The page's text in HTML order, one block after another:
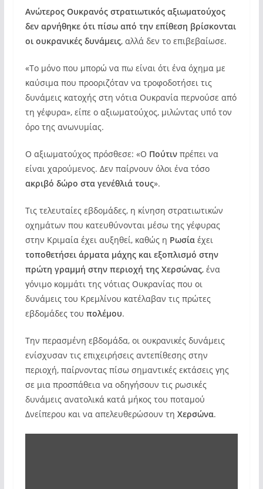
Ανώτερος Ουκρανός στρατιωτικός αξιωματούχος
δεν αρνήθηκε ότι πίσω από την επίθεση βρίσκονται
οι ουκρανικές δυνάμεις, αλλά δεν το επιβεβαίωσε.
«Το μόνο που μπορώ να πω είναι ότι ένα όχημα με
καύσιμα που προοριζόταν να τροφοδοτήσει τις
δυνάμεις κατοχής στη νότια Ουκρανία περνούσε από
τη γέφυρα», είπε ο αξιωματούχος, μιλώντας υπό τον
όρο της ανωνυμίας.
Ο αξιωματούχος πρόσθεσε: «Ο Πούτινπρέπει να
είναι χαρούμενος. Δεν παίρνουν όλοι ένα τόσο
ακριβό δώρο στα γενέθλιά τους».
Τις τελευταίες εβδομάδες, η κίνηση στρατιωτικών
οχημάτων που κατευθύνονται μέσω της γέφυρας
στην Κριμαία έχει αυξηθεί, καθώς η Ρωσίαέχει
τοποθετήσει άρματα μάχης και εξοπλισμό στην
πρώτη γραμμή στην περιοχή της Χερσώνας, ένα
γόνιμο κομμάτι της νότιας Ουκρανίας που οι
δυνάμεις του Κρεμλίνου κατέλαβαν τις πρώτες
εβδομάδες του πολέμου.
Την περασμένη εβδομάδα, οι ουκρανικές δυνάμεις
ενίσχυσαν τις επιχειρήσεις αντεπίθεσης στην
περιοχή, παίρνοντας πίσω σημαντικές εκτάσεις γης
σε μια προσπάθεια να οδηγήσουν τις ρωσικές
δυνάμεις ανατολικά κατά μήκος του ποταμού
Δνείπερου και να απελευθερώσουν τη Χερσώνα.